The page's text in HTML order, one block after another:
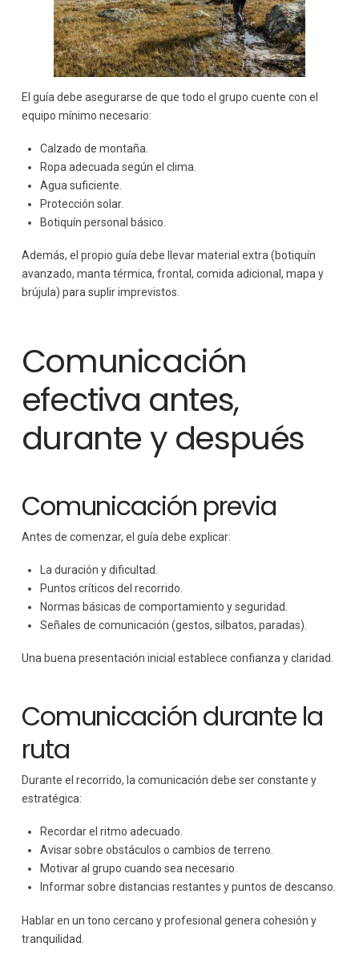
El guía debe asegurarse de que todo el grupo cuente con el
equipo mínimo necesario:
Calzado de montaña.
Ropa adecuada según el clima.
Agua suficiente.
Protección solar.
Botiquín personal básico.
Además, el propio guía debe llevar material extra (botiquín
avanzado, manta térmica, frontal, comida adicional, mapa y
brújula) para suplir imprevistos.
Comunicación
efectiva antes,
durante y después
Comunicación previa
Antes de comenzar, el guía debe explicar:
La duración y dificultad.
Puntos críticos del recorrido.
Normas básicas de comportamiento y seguridad.
Señales de comunicación (gestos, silbatos, paradas).
Una buena presentación inicial establece confianza y claridad.
Comunicación durante la
ruta
Durante el recorrido, la comunicación debe ser constante y
estratégica:
Recordar el ritmo adecuado.
Avisar sobre obstáculos o cambios de terreno.
Motivar al grupo cuando sea necesario.
Informar sobre distancias restantes y puntos de descanso.
Hablar en un tono cercano y profesional genera cohesión y
tranquilidad.